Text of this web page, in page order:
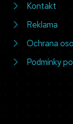
Kontakt
Reklama
Ochrana
Podmínky